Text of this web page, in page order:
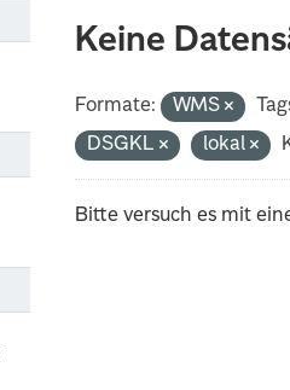
Keine
Formate: WMS
DSGKL
lokal
Bitte versuch es mit